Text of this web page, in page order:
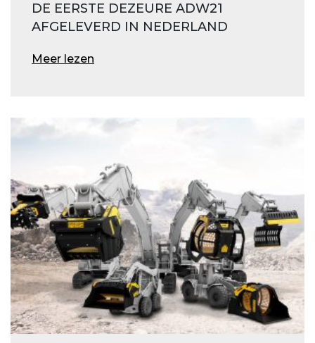
DE EERSTE DEZEURE ADW21
AFGELEVERD IN NEDERLAND
Meer lezen